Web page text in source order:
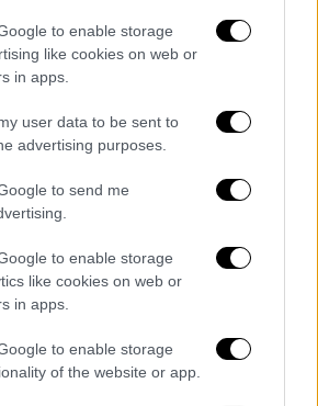
to enable storage
like cookies on web or
in apps.
user data to be sent to
advertising purposes.
to send me
to enable storage
like cookies on web or
in apps.
to enable storage
of the website or app.
εποπτεία του
διαφάνεια και την
των οχημάτων ανά
με απώτερο στόχο τη
του πολίτη.
η πλατφόρμα
με περισσότερους
οδηγούς ταξί,
πάνω από2,5 εκατομμύρια
επιβάτες
- «λειτουργεί πλήρως
νομοθεσία,